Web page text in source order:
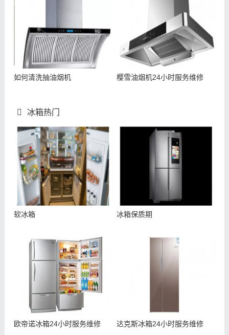
如何清洗抽油烟机 樱雪油烟机24小时服务维修
冰箱热门
软冰箱 冰箱保质期
欧帝诺冰箱24小时服务维修 达克斯冰箱24小时服务维修